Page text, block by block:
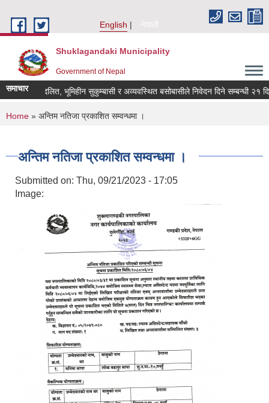
English
नेपाली
Shuklagandaki Municipality
Government of Nepal
समाचार
भूमिहीन दलित, भूमिहीन सुकुम्बासी र अव्यवस्थित बसोबासीले निवेदन दिने सम्बन्धी २१ दिने
You are here
Home » अन्तिम नतिजा प्रकाशित सम्वन्धमा ।
अन्तिम नतिजा प्रकाशित सम्वन्धमा ।
Submitted on: Thu, 09/21/2023 - 17:05
Image: